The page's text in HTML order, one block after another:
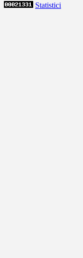
Statistici